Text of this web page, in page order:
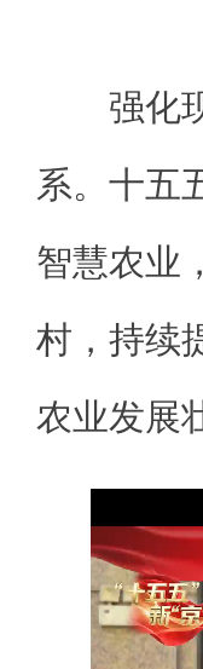
强化
系。十五
智慧农业
村，持续
农业发展